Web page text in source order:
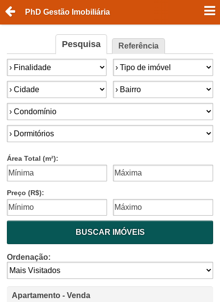
PhD Gestão Imobiliária
Pesquisa Referência
Finalidade: Tipo de imóvel:
Cidade: Bairro:
Condomínios:
Dormitórios:
Área Total (m²):
Preço (R$):
BUSCAR IMÓVEIS
Ordenação:
Apartamento - Venda